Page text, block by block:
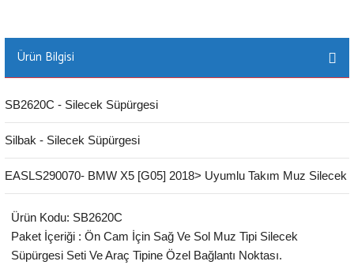
Ürün Bilgisi
SB2620C - Silecek Süpürgesi
Silbak - Silecek Süpürgesi
EASLS290070- BMW X5 [G05] 2018> Uyumlu Takım Muz Silecek
Ürün Kodu: SB2620C
Paket İçeriği : Ön Cam İçin Sağ Ve Sol Muz Tipi Silecek
Süpürgesi Seti Ve Araç Tipine Özel Bağlantı Noktası.